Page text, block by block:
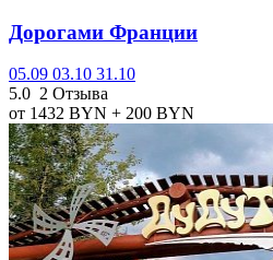
Дорогами Франции
05.09 03.10 31.10
5.0 2 Отзыва
от 1432 BYN + 200 BYN